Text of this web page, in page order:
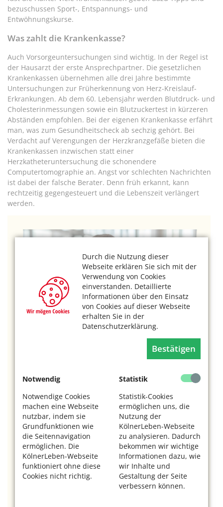
Durch die Nutzung dieser
Webseite erklären Sie sich mit der
Verwendung von Cookies
einverstanden. Detaillierte
Informationen über den Einsatz
von Cookies auf dieser Webseite
erhalten Sie in der
Datenschutzerklärung.
Bestätigen
Notwendig
Notwendige Cookies
machen eine Webseite
nutzbar, indem sie
Grundfunktionen wie
die Seitennavigation
ermöglichen. Die
KölnerLeben-Webseite
funktioniert ohne diese
Cookies nicht richtig.
Statistik
Statistik-Cookies
ermöglichen uns, die
Nutzung der
KölnerLeben-Webseite
zu analysieren. Dadurch
bekommen wir wichtige
Informationen dazu, wie
wir Inhalte und
Gestaltung der Seite
verbessern können.
bezuschussen Sport-, Entspannungs- und
Entwöhnungskurse.
Was zahlt die Krankenkasse?
Auch Vorsorgeuntersuchungen sind wichtig. In der Regel ist
der Hausarzt der erste Ansprechpartner. Die gesetzlichen
Krankenkassen übernehmen alle drei Jahre bestimmte
Untersuchungen zur Früherkennung von Herz-Kreislauf-
Erkrankungen. Ab dem 60. Lebensjahr werden Blutdruck- und
Cholesterinmessungen sowie ein Blutzuckertest in kürzeren
Abständen empfohlen. Bei der eigenen Krankenkasse erfährt
man, was zum Gesundheitscheck ab sechzig gehört. Bei
Verdacht auf Verengungen der Herzkranzgefäße bieten die
Krankenkassen inzwischen statt einer
Herzkatheteruntersuchung die schonendere
Computertomographie an. Angst vor schlechten Nachrichten
ist dabei der falsche Berater. Denn früh erkannt, kann
rechtzeitig gegengesteuert und die Lebenszeit verlängert
werden.
Kardiologin und Forscherin, Leiterin der
Frauen-Herzambulanz am Herz- und
Gefäßzentrum des Universitätsklinikums
Frankfurt/Main:
Frau Seegers, wie macht sich ein Herzinfarkt bei
Frauen bemerkbar?
Das hängt vom Alter und der Konstitution der
Patientinnen sowie von den Begleiterkrankungen ab.
Häufig berichten Frauen von anderen Beschwerden,
zum Beispiel nur im Oberbauch, im Rücken oder im